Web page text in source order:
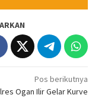
Pos berikutnya
Ogan Ilir Gelar Kurve